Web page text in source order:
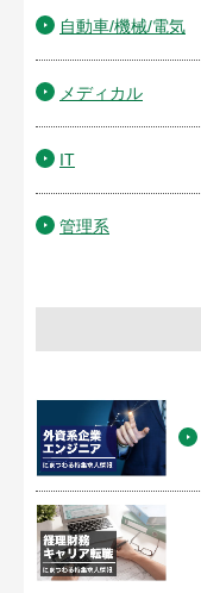
自動車/機械/電気
メディカル
IT
管理系